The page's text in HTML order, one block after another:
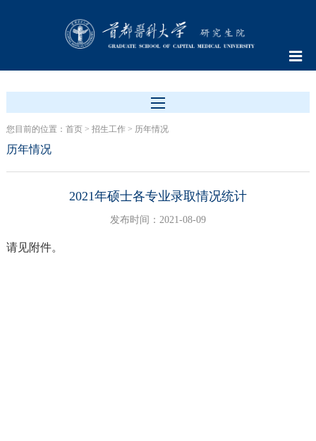
您目前的位置： 首页> 招生工作> 历年情况
历年情况
2021年硕士各专业录取情况统计
发布时间：2021-08-09
请见附件。